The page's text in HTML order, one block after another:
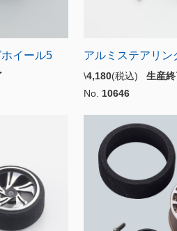
イール5 アルミステアリン
\4,180(税込) 生産終
No. 10646